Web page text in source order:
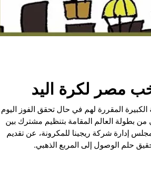
مصر لكرة اليد
المقررة لهم في حال تحقق الفوز اليوم
من بطولة العالم المقامة بتنظيم مشترك بين
إدارة شركة ريجينا للمكرونة، عن تقديم